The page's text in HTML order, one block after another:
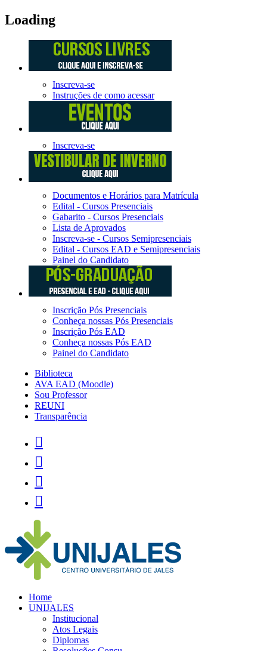
Loading
Inscreva-se
Instruções de como acessar
Inscreva-se
Documentos e Horários para Matrícula
Edital - Cursos Presenciais
Gabarito - Cursos Presenciais
Lista de Aprovados
Inscreva-se - Cursos Semipresenciais
Edital - Cursos EAD e Semipresenciais
Painel do Candidato
Inscrição Pós Presenciais
Conheça nossas Pós Presenciais
Inscrição Pós EAD
Conheça nossas Pós EAD
Painel do Candidato
Biblioteca
AVA EAD (Moodle)
Sou Professor
REUNI
Transparência




Home
UNIJALES
Institucional
Atos Legais
Diplomas